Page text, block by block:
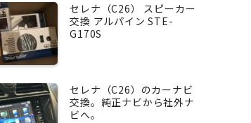
セレナ（C26） スピーカー
交換 アルパイン STE-
G170S
セレナ（C26）のカーナビ
交換。純正ナビから社外ナ
ビへ。